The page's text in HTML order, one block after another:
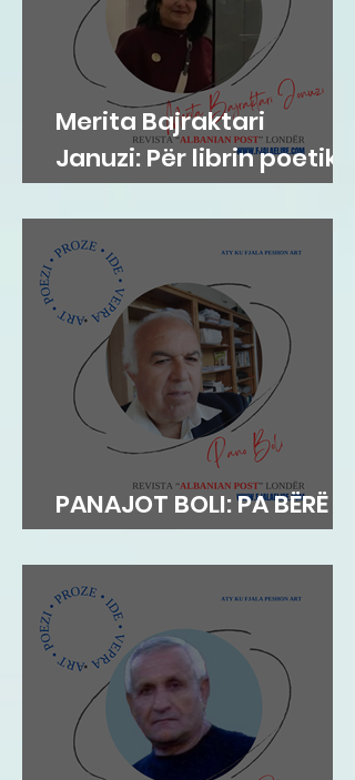
Merita Bajraktari
Januzi: Për librin poetik
”Teh nate” të Hazir
Mehmetit
PANAJOT BOLI: PA BËRË
MEKAT...